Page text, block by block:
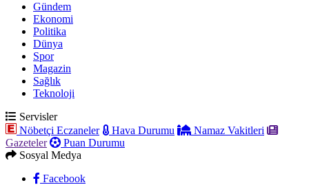
Gündem
Ekonomi
Politika
Dünya
Spor
Magazin
Sağlık
Teknoloji
Servisler
Nöbetçi Eczaneler
Hava Durumu
Namaz Vakitleri
Gazeteler
Puan Durumu
Sosyal Medya
Facebook